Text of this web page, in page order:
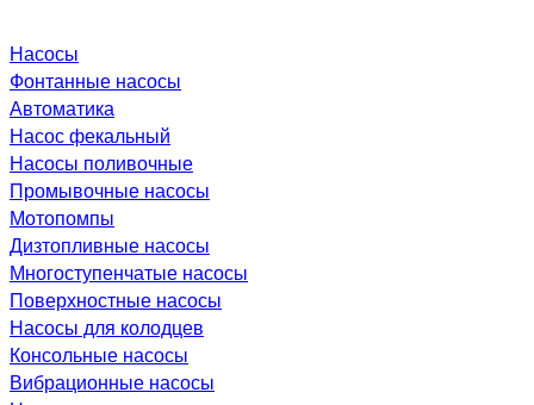
Насосы
Фонтанные насосы
Автоматика
Насос фекальный
Насосы поливочные
Промывочные насосы
Мотопомпы
Дизтопливные насосы
Многоступенчатые насосы
Поверхностные насосы
Насосы для колодцев
Консольные насосы
Вибрационные насосы